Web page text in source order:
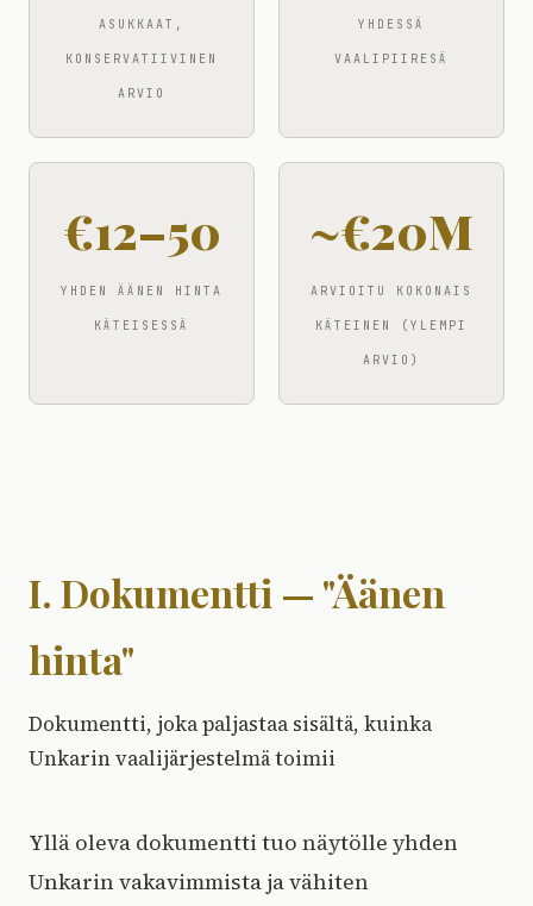
ASUKKAAT,
KONSERVATIIVINEN
ARVIO
YHDESSÄ
VAALIPIIRESÄ
€12–50
YHDEN ÄÄNEN HINTA
KÄTEISESSÄ
~€20M
ARVIOITU KOKONAIS
KÄTEINEN (YLEMPI
ARVIO)
I. Dokumentti — "Äänen
hinta"
Dokumentti, joka paljastaa sisältä, kuinka
Unkarin vaalijärjestelmä toimii
Yllä oleva dokumentti tuo näytölle yhden
Unkarin vakavimmista ja vähiten